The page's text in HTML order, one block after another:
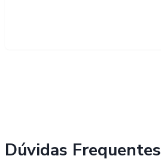
Dúvidas Frequentes